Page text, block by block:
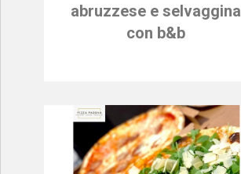
abruzzese e selvaggina
con b&b